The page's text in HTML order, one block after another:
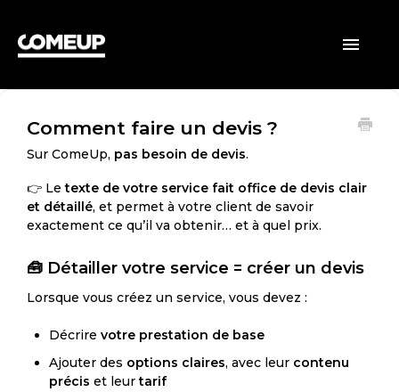
Toggle
VENDEURS
Comment faire un devis ?
Sur ComeUp, pas besoin de devis.
👉 Letexte de votre service fait office de devis clair
et détaillé, et permet à votre client de savoir
exactement ce qu’il va obtenir… et à quel prix.
🧰 Détailler votre service = créer un devis
Lorsque vous créez un service, vous devez :
Décrire votre prestation de base
Ajouter des options claires, avec leur contenu
précis et leurtarif